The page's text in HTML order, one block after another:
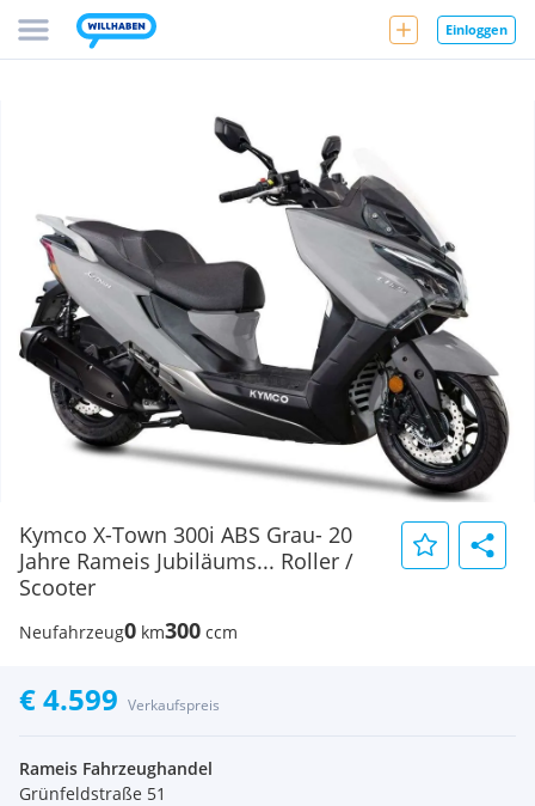
Einloggen
Kymco X-Town 300i ABS Grau- 20
Jahre Rameis Jubiläums... Roller /
Scooter
Neufahrzeug0 km300 ccm
€ 4.599 Verkaufspreis
Rameis Fahrzeughandel
Grünfeldstraße 51